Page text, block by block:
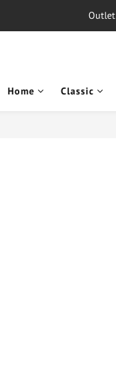
單
Home Classic